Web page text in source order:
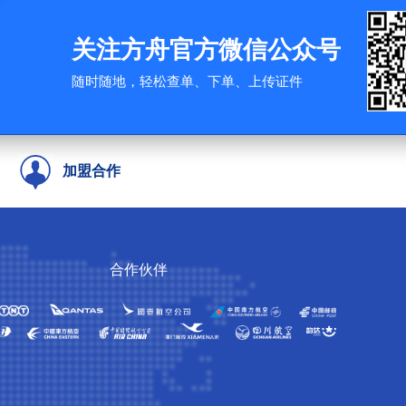
关注方舟官方微信公众号
随时随地，轻松查单、下单、上传证件
加盟合作
合作伙伴